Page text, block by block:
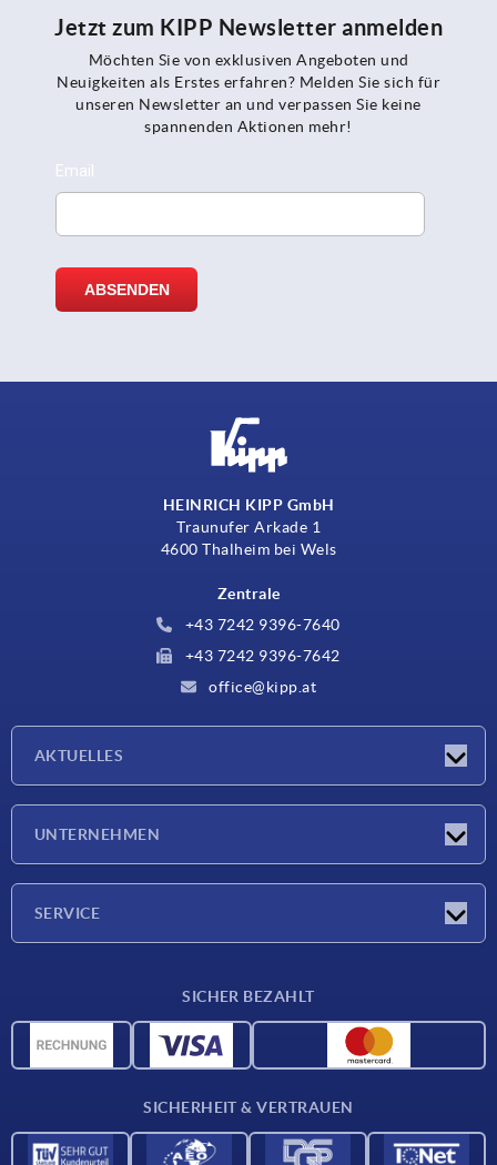
Jetzt zum KIPP Newsletter anmelden
Möchten Sie von exklusiven Angeboten und
Neuigkeiten als Erstes erfahren? Melden Sie sich für
unseren Newsletter an und verpassen Sie keine
spannenden Aktionen mehr!
HEINRICH KIPP GmbH
Traunufer Arkade 1
4600 Thalheim bei Wels
Zentrale
+43 7242 9396-7640
+43 7242 9396-7642
office@kipp.at
AKTUELLES
UNTERNEHMEN
SERVICE
CAD-Daten
Für Lieferanten
SICHER BEZAHLT
SICHERHEIT & VERTRAUEN